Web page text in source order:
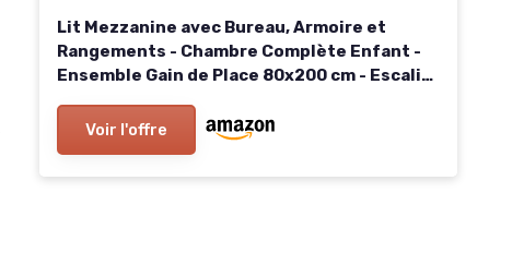
Lit Mezzanine avec Bureau, Armoire et
Rangements - Chambre Complète Enfant -
Ensemble Gain de Place 80x200 cm - Escalier
Droite Chêne Sonoma / Violet
Voir l'offre